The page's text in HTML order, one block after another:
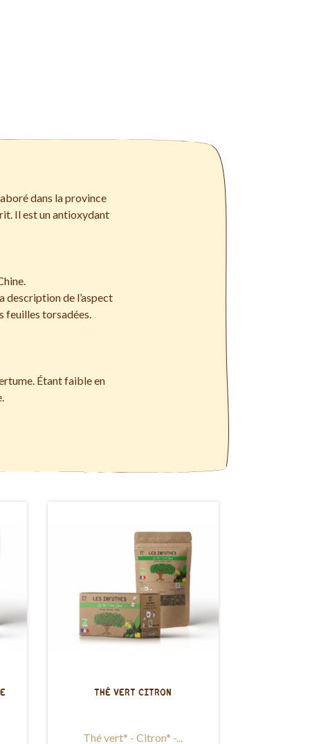
dans la province
Il est un antioxydant
description de l’aspect
feuilles torsadées.
Étant faible en
THÉ VERT CITRON
Thé vert* - Citron* -...